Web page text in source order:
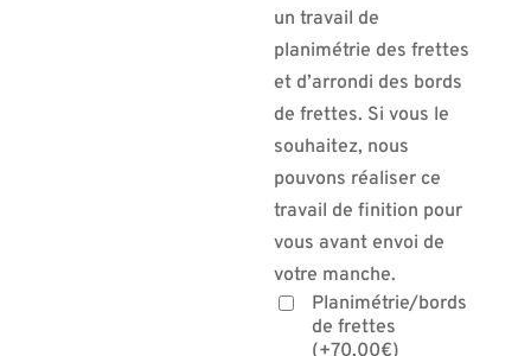
un travail de
planimétrie des frettes
et d’arrondi des bords
de frettes. Si vous le
souhaitez, nous
pouvons réaliser ce
travail de finition pour
vous avant envoi de
votre manche.
Planimétrie/bords
de frettes
(+70,00€)